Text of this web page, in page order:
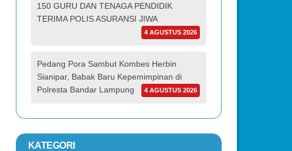
150 GURU DAN TENAGA PENDIDIK
TERIMA POLIS ASURANSI JIWA
4 AGUSTUS 2026
Pedang Pora Sambut Kombes Herbin
Sianipar, Babak Baru Kepemimpinan di
Polresta Bandar Lampung
4 AGUSTUS 2026
KATEGORI